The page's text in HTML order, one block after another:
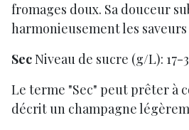
fromages doux. Sa douceur
harmonieusement les
SecNiveau de sucre (g/L): 17-
Le terme "Sec" peut prêter à
décrit un champagne